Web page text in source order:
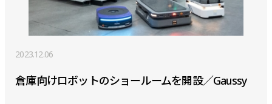
2023.12.06
倉庫向けロボットのショールームを開設／Gaussy